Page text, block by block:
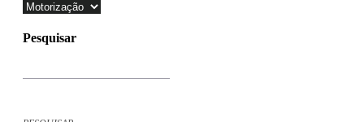
Pesquisar